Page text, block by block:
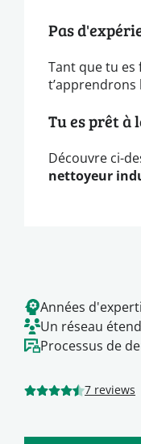
Pas
Tant que tu es
t’apprendrons
Tu es prêt à
Découvre ci-
nettoyeur
Années
Un réseau
Processus de
7 reviews